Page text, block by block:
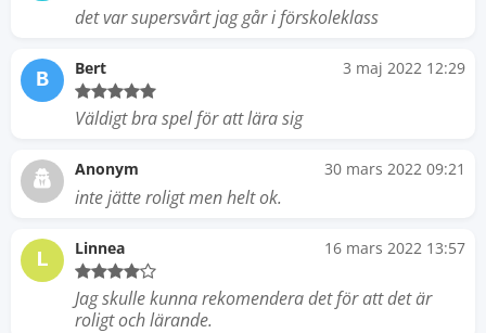
det var supersvårt jag går i förskoleklass
B Bert 3 maj 2022 12:29
Väldigt bra spel för att lära sig
Anonym 30 mars 2022 09:21
inte jätte roligt men helt ok.
L Linnea 16 mars 2022 13:57
Jag skulle kunna rekomendera det för att det är
roligt och lärande.